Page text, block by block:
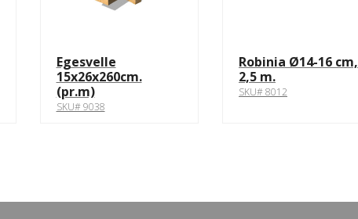
Egesvelle
15x26x260cm.
(pr.m)
SKU# 9038
Robinia Ø14-16 cm,
2,5 m.
SKU# 8012